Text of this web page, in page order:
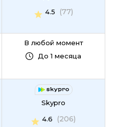
4.5
(77)
В любой момент
До 1 месяца
Skypro
4.6
(206)